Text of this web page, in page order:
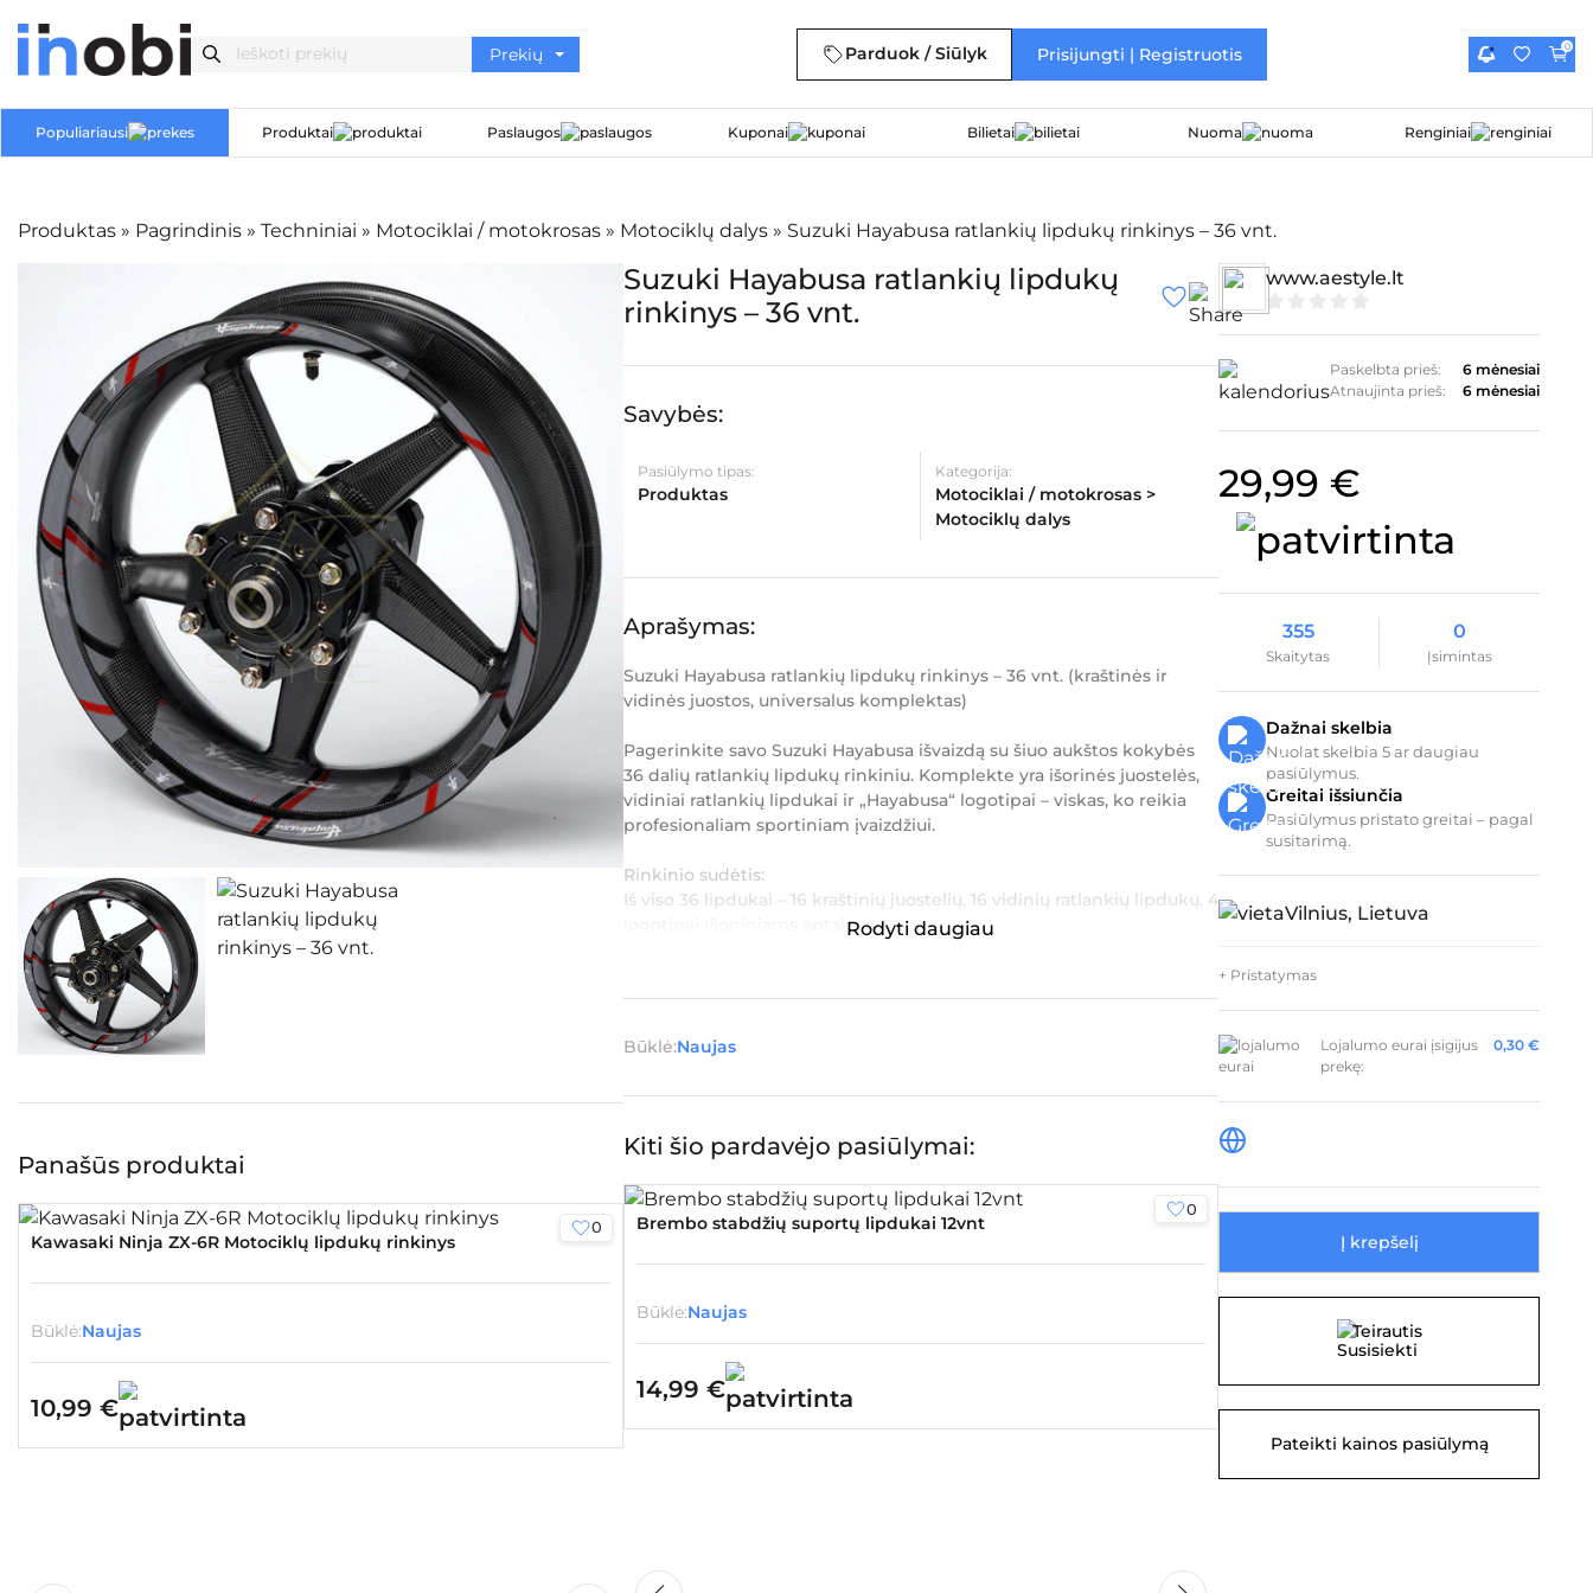
Parduok / Siūlyk Prisijungti | Registruotis 0
Populiariausi Produktai Paslaugos Kuponai Bilietai Nuoma Renginiai
Produktas » Pagrindinis » Techniniai » Motociklai / motokrosas » Motociklų dalys » Suzuki Hayabusa ratlankių lipdukų rinkinys – 36 vnt.
Panašūs produktai
0
Kawasaki Ninja ZX-6R Motociklų lipdukų rinkinys
Būklė:Naujas
10,99 €
Suzuki Hayabusa ratlankių lipdukų
rinkinys – 36 vnt.
Savybės:
Pasiūlymo tipas:
Produktas
Kategorija:
Motociklai / motokrosas >
Motociklų dalys
Aprašymas:
Suzuki Hayabusa ratlankių lipdukų rinkinys – 36 vnt. (kraštinės ir
vidinės juostos, universalus komplektas)
Pagerinkite savo Suzuki Hayabusa išvaizdą su šiuo aukštos kokybės
36 dalių ratlankių lipdukų rinkiniu. Komplekte yra išorinės juostelės,
vidiniai ratlankių lipdukai ir „Hayabusa“ logotipai – viskas, ko reikia
profesionaliam sportiniam įvaizdžiui.
Rinkinio sudėtis:
Iš viso 36 lipdukai – 16 kraštinių juostelių, 16 vidinių ratlankių lipdukų, 4
logotipai (šoniniams aptakams)Rodyti daugiau
Būklė:Naujas
Kiti šio pardavėjo pasiūlymai:
0
Brembo stabdžių suportų lipdukai 12vnt
Būklė:Naujas
14,99 €
www.aestyle.lt
Paskelbta prieš:
6 mėnesiai
Atnaujinta prieš:
6 mėnesiai
29,99 €
355
Skaitytas
0
Įsimintas
Dažnai skelbia
Nuolat skelbia 5 ar daugiau
pasiūlymus.
Greitai išsiunčia
Pasiūlymus pristato greitai – pagal
susitarimą.
Vilnius, Lietuva
+ Pristatymas
Lojalumo eurai įsigijus
prekę:
0,30 €
Į krepšelį
Teirautis
Pateikti kainos pasiūlymą